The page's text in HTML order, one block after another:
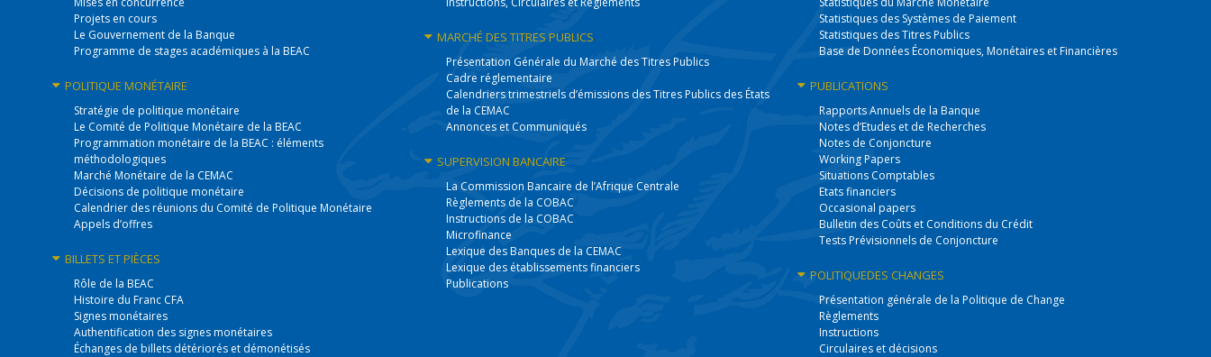
Projets en cours
Le Gouvernement de la Banque
Programme de stages académiques à la BEAC
POLITIQUE MONÉTAIRE
Stratégie de politique monétaire
Le Comité de Politique Monétaire de la BEAC
Programmation monétaire de la BEAC : éléments
méthodologiques
Marché Monétaire de la CEMAC
Décisions de politique monétaire
Calendrier des réunions du Comité de Politique Monétaire
Appels d’offres
BILLETS ET PIÈCES
Rôle de la BEAC
Histoire du Franc CFA
Signes monétaires
Authentification des signes monétaires
Échanges de billets détériorés et démonétisés
MARCHÉ DESTITRES PUBLICS
Présentation Générale du Marché des Titres Publics
Cadre réglementaire
Calendriers trimestriels d’émissions des Titres Publics des États
de la CEMAC
Annonces et Communiqués
SUPERVISIONBANCAIRE
La Commission Bancaire de l’Afrique Centrale
Règlements de la COBAC
Instructions de la COBAC
Microfinance
Lexique des Banques de la CEMAC
Lexique des établissements financiers
Publications
Statistiques des Systèmes de Paiement
Statistiques des Titres Publics
Base de Données Économiques, Monétaires et Financières
PUBLICATIONS
Rapports Annuels de la Banque
Notes d’Etudes et de Recherches
Notes de Conjoncture
Working Papers
Situations Comptables
Etats financiers
Occasional papers
Bulletin des Coûts et Conditions du Crédit
Tests Prévisionnels de Conjoncture
POLITIQUEDES CHANGES
Présentation générale de la Politique de Change
Règlements
Instructions
Circulaires et décisions